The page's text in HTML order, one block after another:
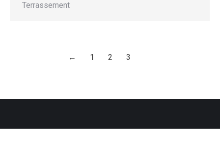
Terrassement
← 1 2 3